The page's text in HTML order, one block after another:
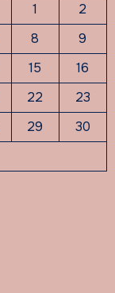
1
2
8
9
15
16
22
23
29
30